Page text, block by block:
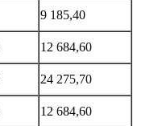
9 185,40
12 684,60
24 275,70
12 684,60